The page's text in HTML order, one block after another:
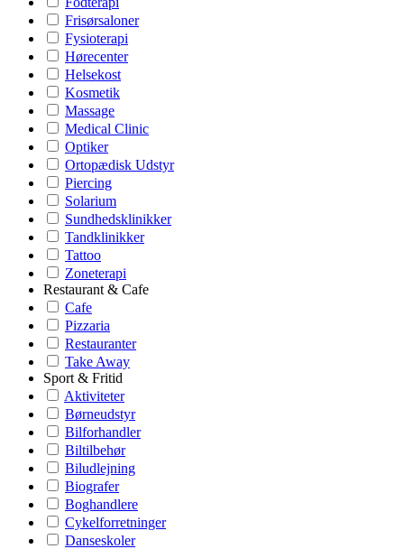
Frisørsaloner
Fysioterapi
Hørecenter
Helsekost
Kosmetik
Massage
Medical Clinic
Optiker
Ortopædisk Udstyr
Piercing
Solarium
Sundhedsklinikker
Tandklinikker
Tattoo
Zoneterapi
Restaurant & Cafe
Cafe
Pizzaria
Restauranter
Take Away
Sport & Fritid
Aktiviteter
Børneudstyr
Bilforhandler
Biltilbehør
Biludlejning
Biografer
Boghandlere
Cykelforretninger
Danseskoler